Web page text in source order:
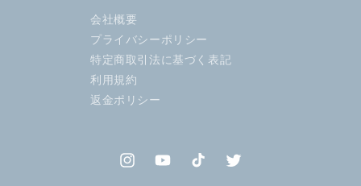
会社概要
プライバシーポリシー
特定商取引法に基づく表記
利用規約
返金ポリシー
InstagramYouTubeTikTok Twitter